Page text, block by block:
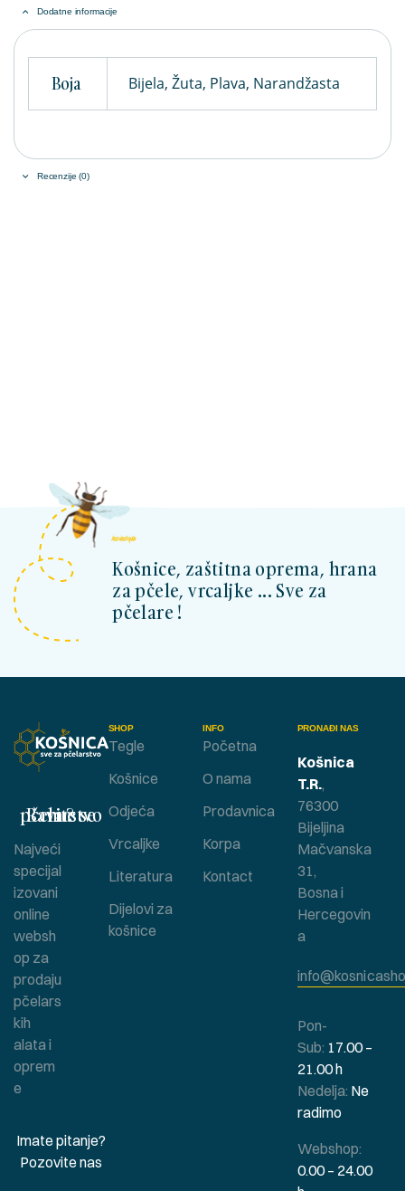
Dodatne informacije
Boja Bijela, Žuta, Plava, Narandžasta
Recenzije (0)
kosnicashop.ba
Košnice, zaštitna oprema, hrana
za pčele, vrcaljke ... Sve za
pčelare !
SHOP
Tegle
Košnice
Odjeća
Vrcaljke
Literatura
Dijelovi za
košnice
INFO
Početna
O nama
Prodavnica
Korpa
Kontact
Bavite se pčelarstvom ?
Najveći
specijal
izovani
online
websh
op za
prodaju
pčelars
kih
alata i
oprem
e
Imate pitanje?
Pozovite nas
PRONAĐI NAS
Košnica
T.R.,
76300
Bijeljina
Mačvanska
31,
Bosna i
Hercegovin
a
Pon-
Sub: 17.00 –
21.00 h
Nedelja: Ne
radimo
Webshop:
0.00 – 24.00